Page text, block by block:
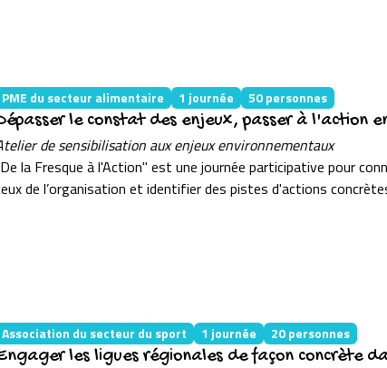
PME du secteur alimentaire 1 journée 50 personnes
le constat des enjeux, passer à l'action
de sensibilisation aux enjeux environnementaux
la Fresque à l'Action" est une journée participative pour
de l’organisation et identifier des pistes d'actions
Association du secteur du sport 1 journée 20 personnes
les ligues régionales de façon concrète